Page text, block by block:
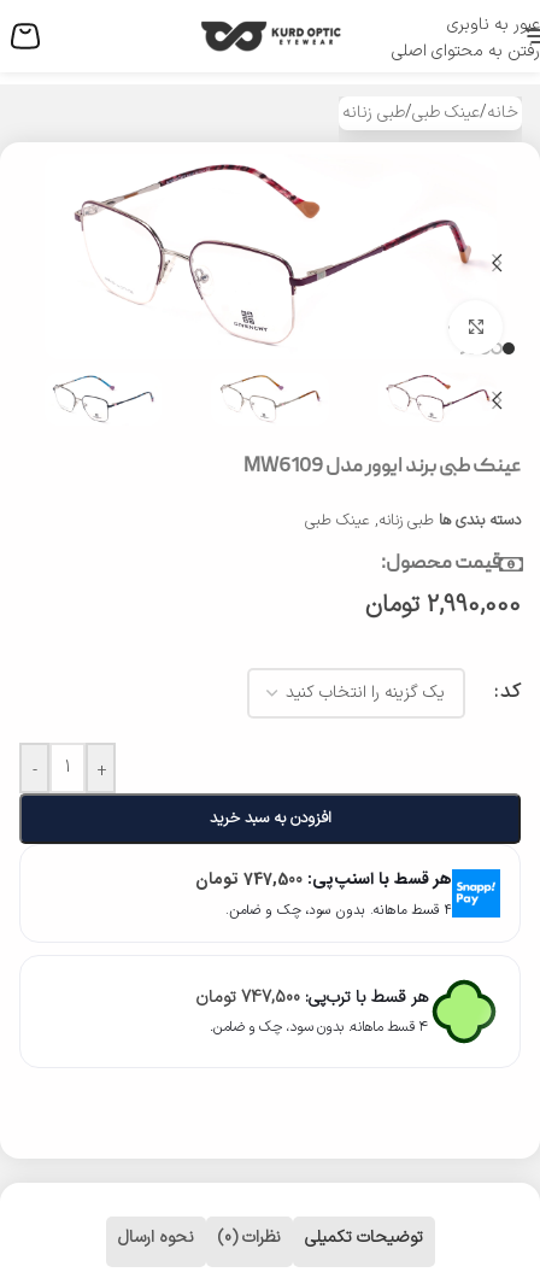
عبور به ناوبری
رفتن به محتوای اصلی
منو
خانه/عینک طبی/طبی زنانه
بزرگنمایی تصویر
عینک طبی برند ایوور مدل MW6109
دسته بندی ها طبی زنانه, عینک طبی
قیمت محصول:
2,990,000 تومان
کد
- +
افزودن به سبد خرید
هر قسط با اسنپ‌پی: 747,500 تومان
۴ قسط ماهانه. بدون سود، چک و ضامن.
هر قسط با ترب‌پی: 747,500تومان
۴ قسط ماهانه. بدون سود، چک و ضامن.
توضیحات تکمیلی نظرات (0) نحوه ارسال